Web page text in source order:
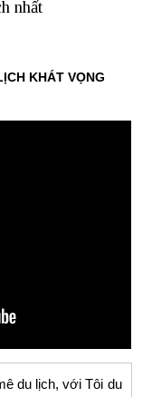
nhất
KHÁT VỌNG
du lịch, với Tôi du